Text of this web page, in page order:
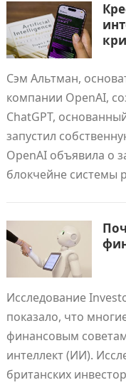
Сэм Альтман,
компании OpenAI,
ChatGPT,
запустил
OpenAI объявила о
блокчейне системы
Исследование
показало, что
финансовым
интеллект (ИИ).
британских